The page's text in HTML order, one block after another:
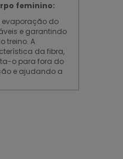
feminino:
evaporação do
e garantindo
treino. A
da fibra,
o para fora do
e ajudando a
auxiliando na
Toque
Logo